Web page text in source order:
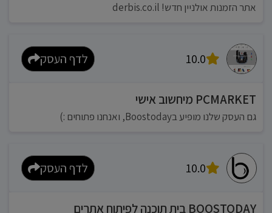
אתר הזמנות אולניין חדש! derbis.co.il
10.0 לדף העסק
PCMARKET מיחשוב אישי
גם העסק שלנו מופיע בBoostoday, ואנחנו פתוחים :)
10.0 לדף העסק
BOOSTODAY בית תוכנה לפיתוח אתרים